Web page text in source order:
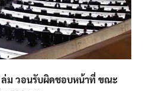
ม วอนรับผิดชอบหน้าที่ ขณะ